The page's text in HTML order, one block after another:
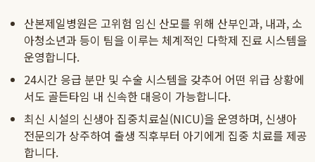
산본제일병원은 고위험 임신 산모를 위해 산부인과, 내과, 소
아청소년과 등이 팀을 이루는 체계적인 다학제 진료 시스템을
운영합니다.
24시간 응급 분만 및 수술 시스템을 갖추어 어떤 위급 상황에
서도 골든타임 내 신속한 대응이 가능합니다.
최신 시설의 신생아 집중치료실(NICU)을 운영하며, 신생아
전문의가 상주하여 출생 직후부터 아기에게 집중 치료를 제공
합니다.